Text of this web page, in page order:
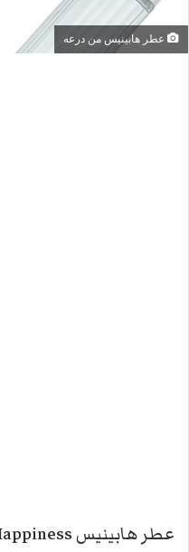
عطر هابينيس من درعه